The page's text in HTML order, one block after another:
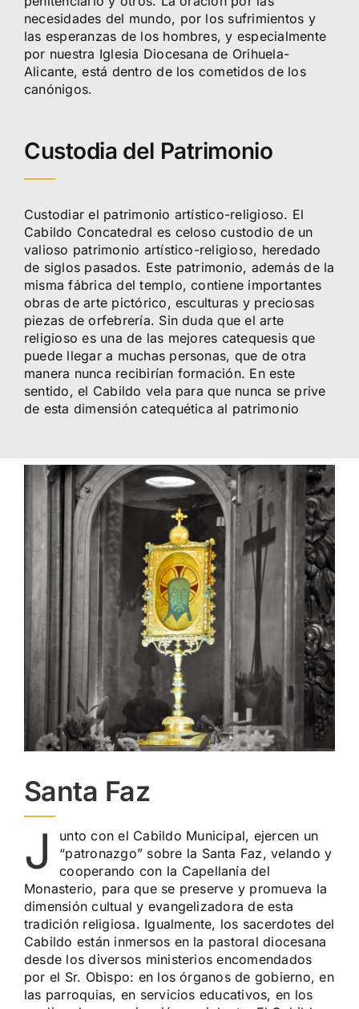
necesidades del mundo, por los sufrimientos y
las esperanzas de los hombres, y especialmente
por nuestra Iglesia Diocesana de Orihuela-
Alicante, está dentro de los cometidos de los
canónigos.
Custodia del Patrimonio
Custodiar el patrimonio artístico-religioso. El
Cabildo Concatedral es celoso custodio de un
valioso patrimonio artístico-religioso, heredado
de siglos pasados. Este patrimonio, además de la
misma fábrica del templo, contiene importantes
obras de arte pictórico, esculturas y preciosas
piezas de orfebrería. Sin duda que el arte
religioso es una de las mejores catequesis que
puede llegar a muchas personas, que de otra
manera nunca recibirían formación. En este
sentido, el Cabildo vela para que nunca se prive
de esta dimensión catequética al patrimonio
Santa Faz
J
unto con el Cabildo Municipal, ejercen un
“patronazgo” sobre la Santa Faz, velando y
cooperando con la Capellanía del
Monasterio, para que se preserve y promueva la
dimensión cultual y evangelizadora de esta
tradición religiosa. Igualmente, los sacerdotes del
Cabildo están inmersos en la pastoral diocesana
desde los diversos ministerios encomendados
por el Sr. Obispo: en los órganos de gobierno, en
las parroquias, en servicios educativos, en los